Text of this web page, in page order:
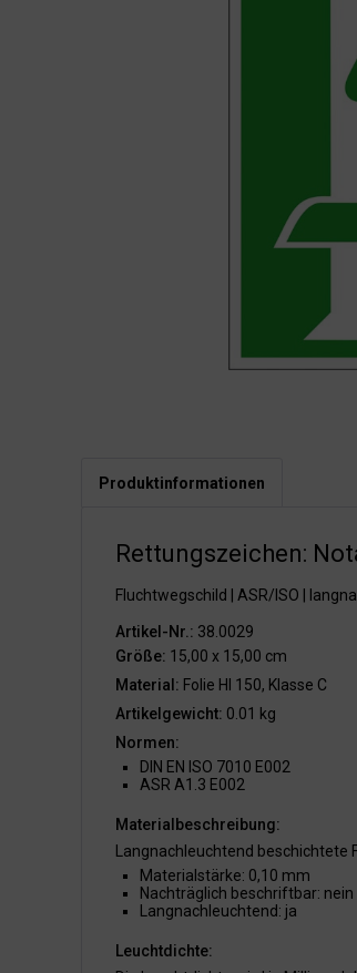
Produktinformationen
Rettungszeichen:
Fluchtwegschild | ASR/ISO |
Artikel-Nr.: 38.0029
Größe: 15,00 x 15,00 cm
Material: Folie HI 150, Klasse C
Artikelgewicht: 0.01 kg
Normen:
DIN EN ISO 7010 E002
ASR A1.3 E002
Materialbeschreibung:
Langnachleuchtend beschichtete
Materialstärke: 0,10 mm
Nachträglich beschriftbar: nein
Langnachleuchtend: ja
Leuchtdichte: